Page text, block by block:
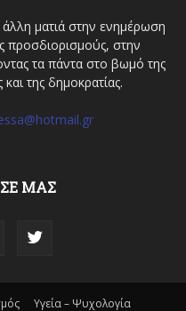
ματιά στην ενημέρωση
προσδιορισμούς, στην
τα πάντα στο βωμό της
της δημοκρατίας.
ΜΑΣ
Υγεία – Ψυχολογία